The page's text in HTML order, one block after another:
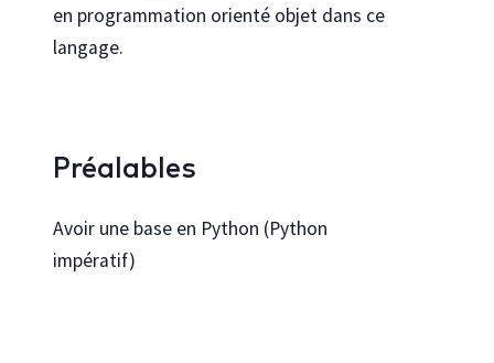
en programmation orienté objet dans ce
langage.
Préalables
Avoir une base en Python (Python
impératif)